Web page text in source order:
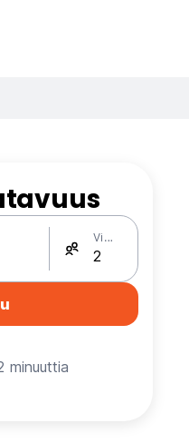
Vieraat
minuuttia